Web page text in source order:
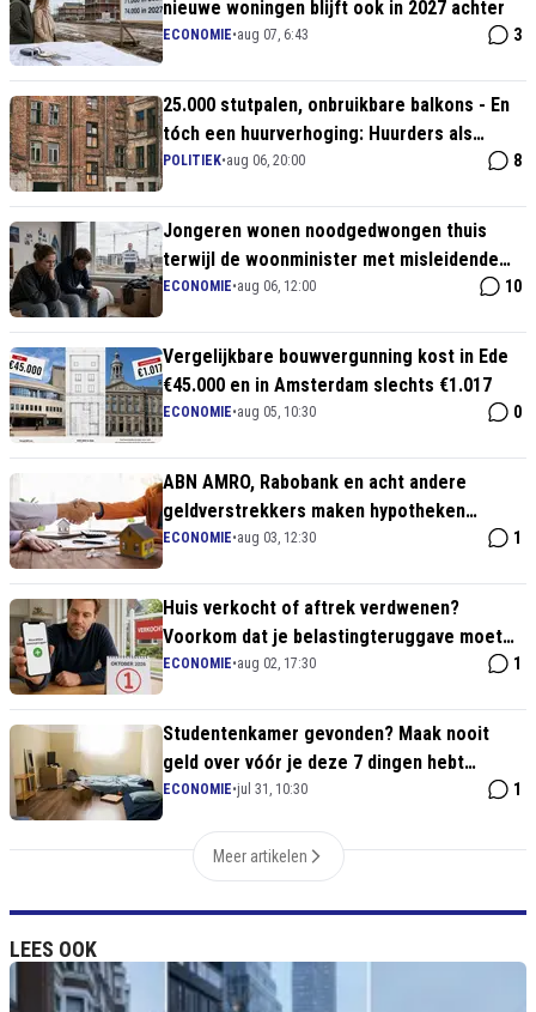
nieuwe woningen blijft ook in 2027 achter
ECONOMIE•aug 07, 6:43 3
25.000 stutpalen, onbruikbare balkons - En
tóch een huurverhoging: Huurders als
melkkoe behandeld!
POLITIEK•aug 06, 20:00 8
Jongeren wonen noodgedwongen thuis
terwijl de woonminister met misleidende
bouwcijfers pronkt
ECONOMIE•aug 06, 12:00 10
Vergelijkbare bouwvergunning kost in Ede
€45.000 en in Amsterdam slechts €1.017
ECONOMIE•aug 05, 10:30 0
ABN AMRO, Rabobank en acht andere
geldverstrekkers maken hypotheken
duurder
ECONOMIE•aug 03, 12:30 1
Huis verkocht of aftrek verdwenen?
Voorkom dat je belastingteruggave moet
terugbetalen
ECONOMIE•aug 02, 17:30 1
Studentenkamer gevonden? Maak nooit
geld over vóór je deze 7 dingen hebt
gecontroleerd
ECONOMIE•jul 31, 10:30 1
Meer artikelen
LEES OOK